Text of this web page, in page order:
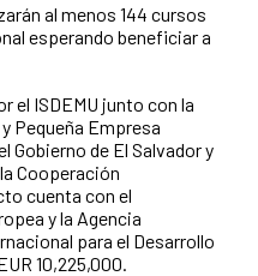
al menos 144 cursos
esperando beneficiar a
el ISDEMU junto con la
Pequeña Empresa
Gobierno de El Salvador y
Cooperación
cuenta con el
y la Agencia
para el Desarrollo
10,225,000.